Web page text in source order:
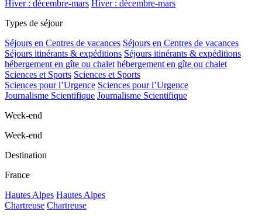
Hiver : décembre-mars Hiver : décembre-mars
Types de séjour
Séjours en Centres de vacances Séjours en Centres de vacances
Séjours itinérants & expéditions Séjours itinérants & expéditions
hébergement en gîte ou chalet hébergement en gîte ou chalet
Sciences et Sports Sciences et Sports
Sciences pour l’Urgence Sciences pour l’Urgence
Journalisme Scientifique Journalisme Scientifique
Week-end
Week-end
Destination
France
Hautes Alpes Hautes Alpes
Chartreuse Chartreuse